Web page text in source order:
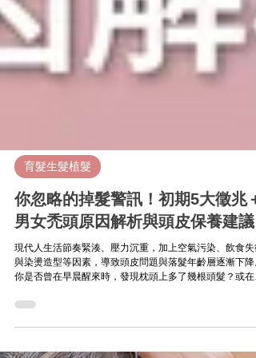
育髮生髮植髮
你忽略的掉髮警訊！初期5大徵兆＋
男女禿頭原因解析與頭皮保養建議
現代人生活節奏緊湊、壓力沉重，加上空氣污染、飲食失
你是否曾在早晨醒來時，發現枕頭上多了幾根頭髮？或在
疏的比例已不亞於男性，且年輕化趨勢明顯。甚至已有小